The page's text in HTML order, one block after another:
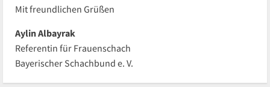
Mit freundlichen Grüßen
Aylin Albayrak
Referentin für Frauenschach
Bayerischer Schachbund e. V.